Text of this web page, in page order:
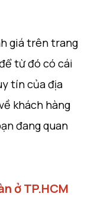
giá trên trang
từ đó có cái
tín của địa
khách hàng
đang quan
ở TP.HCM